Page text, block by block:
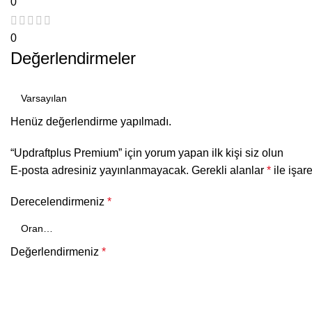
0
Değerlendirmeler
Henüz değerlendirme yapılmadı.
“Updraftplus Premium” için yorum yapan ilk kişi siz olun
E-posta adresiniz yayınlanmayacak. Gerekli alanlar * ile
Derecelendirmeniz *
Değerlendirmeniz *